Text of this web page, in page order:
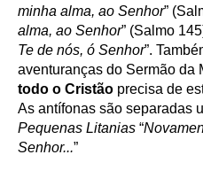
minha alma, ao Senhor”
alma, ao Senhor” (Salmo
Te de nós, ó Senhor”.
aventuranças do Sermão
todo o Cristão precisa de
As antífonas são separadas
Pequenas Litanias “
Senhor...”